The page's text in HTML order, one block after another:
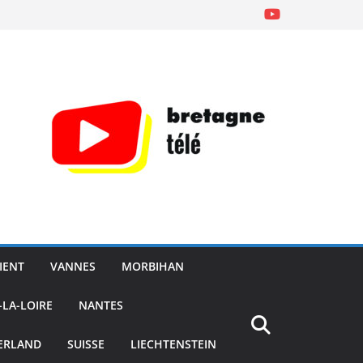
VANNES MORBIHAN
LOIRE NANTES
SUISSE LIECHTENSTEIN